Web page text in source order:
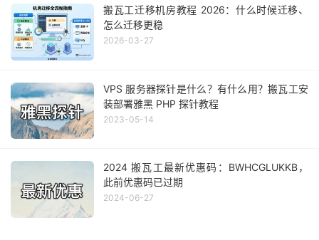
搬瓦工迁移机房教程 2026：什么时候迁移、
怎么迁移更稳
2026-03-27
VPS 服务器探针是什么？有什么用？搬瓦工安
装部署雅黑 PHP 探针教程
2023-05-14
2024 搬瓦工最新优惠码：BWHCGLUKKB，
此前优惠码已过期
2024-06-27